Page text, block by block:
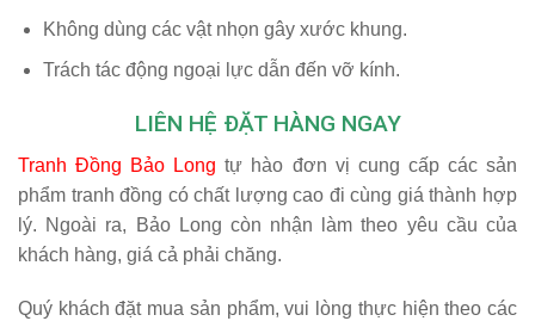
Không dùng các vật nhọn gây xước khung.
Trách tác động ngoại lực dẫn đến vỡ kính.
LIÊN HỆ ĐẶT HÀNG NGAY
Tranh Đồng Bảo Longtự hào đơn vị cung cấp các sản
phẩm tranh đồng có chất lượng cao đi cùng giá thành hợp
lý. Ngoài ra, Bảo Long còn nhận làm theo yêu cầu của
khách hàng, giá cả phải chăng.
Quý khách đặt mua sản phẩm, vui lòng thực hiện theo các